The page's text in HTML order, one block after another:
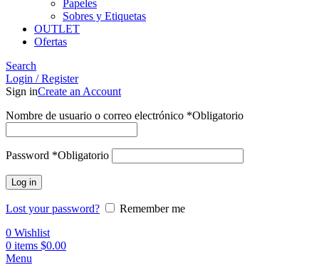
Papeles
Sobres y Etiquetas
OUTLET
Ofertas
Search
Login / Register
Sign inCreate an Account
Nombre de usuario o correo electrónico *Obligatorio
Password *Obligatorio
Log in
Lost your password?
Remember me
0 Wishlist
0 items $0.00
Menu